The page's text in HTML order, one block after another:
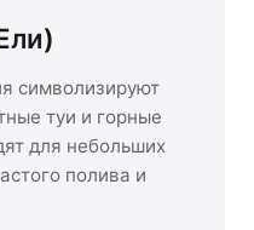
символизируют
туи и горные
для небольших
полива и